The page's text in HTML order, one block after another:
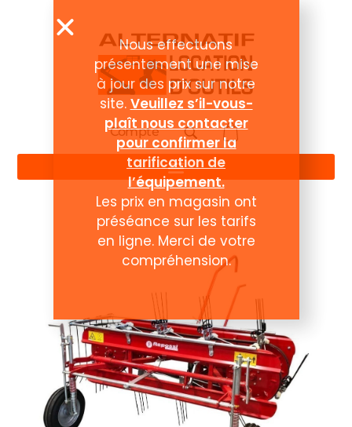
Compte
Nous effectuons
présentement une mise
à jour des prix sur notre
site. Veuillez s’il-vous-
plaît nous contacter
pour confirmer la
tarification de
l’équipement.
Les prix en magasin ont
préséance sur les tarifs
en ligne. Merci de votre
compréhension.